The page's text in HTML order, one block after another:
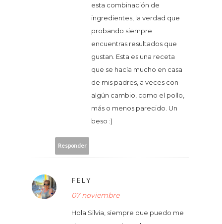
esta combinación de
ingredientes, la verdad que
probando siempre
encuentras resultados que
gustan. Esta es una receta
que se hacía mucho en casa
de mis padres, a veces con
algún cambio, como el pollo,
más o menos parecido. Un
beso :)
Responder
FELY
07 noviembre
Hola Silvia, siempre que puedo me